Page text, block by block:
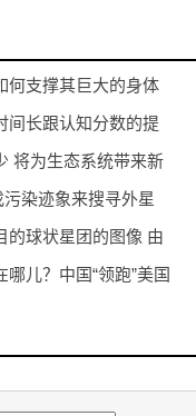
何支撑其巨大的身体
间长跟认知分数的提
将为生态系统带来新
染迹象来搜寻外星
的球状星团的图像 由
儿？中国“领跑”美国